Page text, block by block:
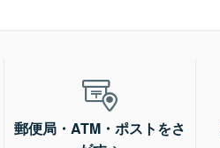
郵便局・ATM・ポストをさ